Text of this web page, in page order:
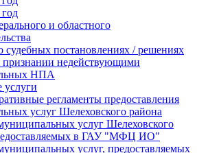
и областного
судебных постановлениях / решениях
признании недействующими
НПА
регламенты предоставления
услуг Шелеховского района
услуг Шелеховского
в ГАУ "МФЦ ИО"
услуг, предоставляемых